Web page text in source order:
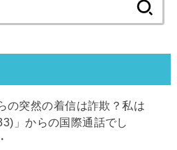
索:
の突然の着信は詐欺？私は
」からの国際通話でし